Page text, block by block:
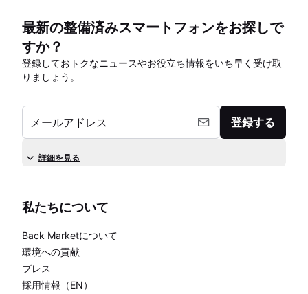
最新の整備済みスマートフォンをお探しで
すか？
登録しておトクなニュースやお役立ち情報をいち早く受け取
りましょう。
メールアドレス 登録する
詳細を見る
私たちについて
Back Marketについて
環境への貢献
プレス
採用情報（EN）